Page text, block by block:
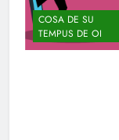
COSA DE SU
TEMPUS DE OI